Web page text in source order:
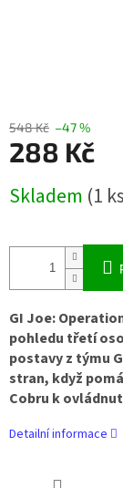
548 Kč –47 %
288 Kč
cena:
Skladem (1
GI Joe:
pohledu třetí
postavy z týmu
stran, když
Cobru k
Detailní informace